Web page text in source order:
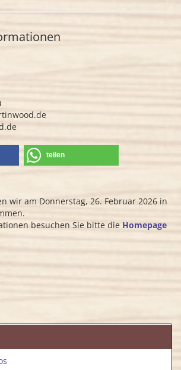
teilen
wir am Donnerstag, 26. Februar 2026 in
besuchen Sie bitte die Homepage